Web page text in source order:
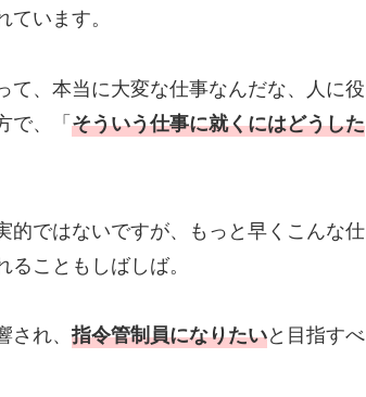
います。
、本当に大変な仕事なんだな、人に役
で、「そういう仕事に就くにはどうした
ではないですが、もっと早くこんな仕
こともしばしば。
され、指令管制員になりたいと目指すべ